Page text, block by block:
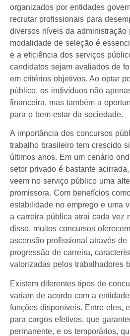
organizados por entidades
recrutar profissionais para
diversos níveis da administração
modalidade de seleção é
e a eficiência dos serviços
candidatos sejam avaliados de
em critérios objetivos. Ao optar
público, os indivíduos não
financeira, mas também a
para o bem-estar da sociedade.
A importância dos concursos
trabalho brasileiro tem crescido
últimos anos. Em um cenário
setor privado é bastante
veem no serviço público uma
promissora. Com benefícios
estabilidade no emprego e uma
a carreira pública atrai cada vez
disso, muitos concursos
ascensão profissional através de
progressão de carreira,
valorizadas pelos trabalhadores
Existem diferentes tipos de
variam de acordo com a
funções disponíveis. Entre eles,
para cargos efetivos, que
permanente, e os temporários,